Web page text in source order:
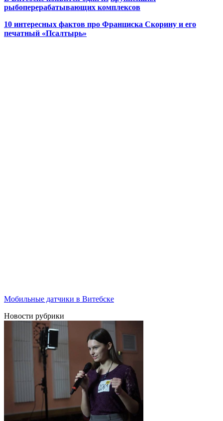
рыбоперерабатывающих комплексов
10 интересных фактов про Франциска Скорину и его
печатный «Псалтырь»
Мобильные датчики в Витебске
Новости рубрики